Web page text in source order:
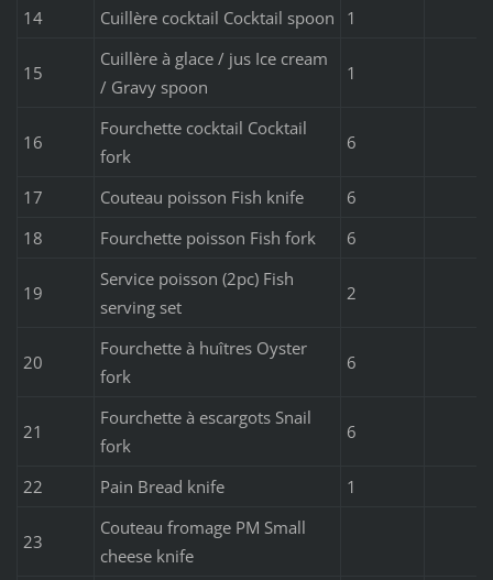
14 Cuillère cocktail Cocktail spoon 1
15
Cuillère à glace / jus Ice cream
/ Gravy spoon
1
16
Fourchette cocktail Cocktail
fork
6
17 Couteau poisson Fish knife
6
18
Fourchette poisson Fish fork 6
19
Service poisson (2pc) Fish
serving set
2
20
Fourchette à huîtres Oyster
fork
6
21
Fourchette à escargots Snail
fork
6
22 Pain Bread knife 1
23
Couteau fromage PM Small
cheese knife